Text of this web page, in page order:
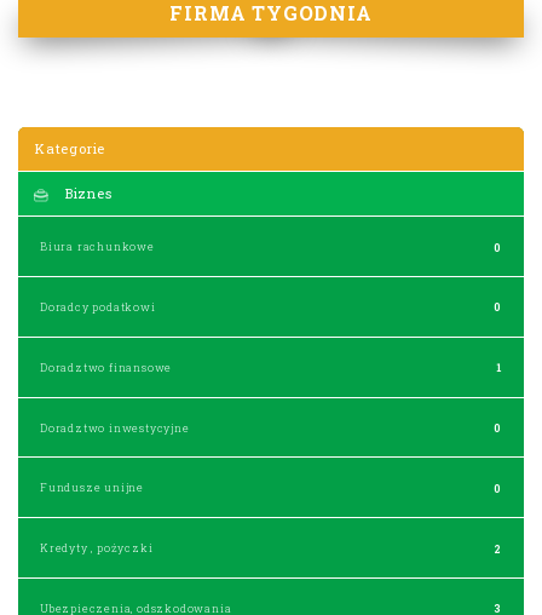
FIRMA TYGODNIA
Kategorie
Biznes
Biura rachunkowe 0
Doradcy podatkowi 0
Doradztwo finansowe 1
Doradztwo inwestycyjne 0
Fundusze unijne 0
Kredyty , pożyczki 2
Ubezpieczenia, odszkodowania 3